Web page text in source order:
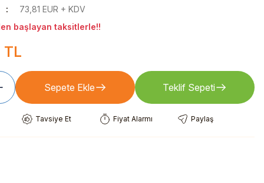
73,81 EUR + KDV
başlayan taksitlerle!!
TL
Sepete Ekle Teklif Sepeti
Tavsiye Et Fiyat Alarmı Paylaş